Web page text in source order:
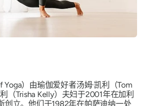
Yoga）由瑜伽爱好者汤姆·凯利（Tom
（Trisha Kelly）夫妇于2001年在加利
创立。他们于1982年在帕萨迪纳一处